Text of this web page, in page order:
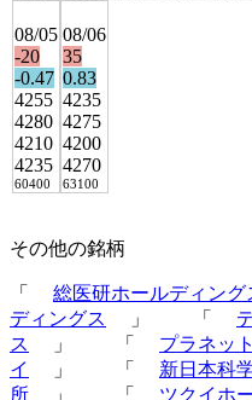
08/05
-20
-0.47
4255
4280
4210
4235
60400
08/06
35
0.83
4235
4275
4200
4270
63100
その他の銘柄
「 総医研ホールディング
ディングス
」 「
ス
」 「 プラネット
イ
」 「 新日本科
所
」 「 ツクイホ